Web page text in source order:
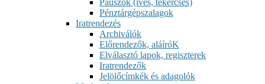
Pénztárgépszalagok
Iratrendezés
Archiválók
Előrendezők, aláíróK
Elválasztó lapok, regiszterek
Iratrendezők
Jelölőcímkék és adagolók